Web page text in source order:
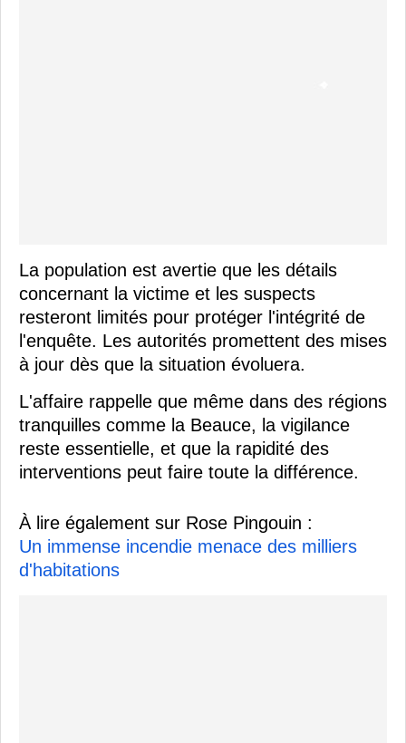
La population est avertie que les détails
concernant la victime et les suspects
resteront limités pour protéger l'intégrité de
l'enquête. Les autorités promettent des mises
à jour dès que la situation évoluera.
L'affaire rappelle que même dans des régions
tranquilles comme la Beauce, la vigilance
reste essentielle, et que la rapidité des
interventions peut faire toute la différence.
À lire également sur Rose Pingouin :
Un immense incendie menace des milliers
d'habitations